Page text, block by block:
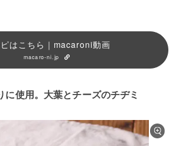
はこちら｜macaroni動画
macaro-ni.jp
に使用。大葉とチーズのチヂミ